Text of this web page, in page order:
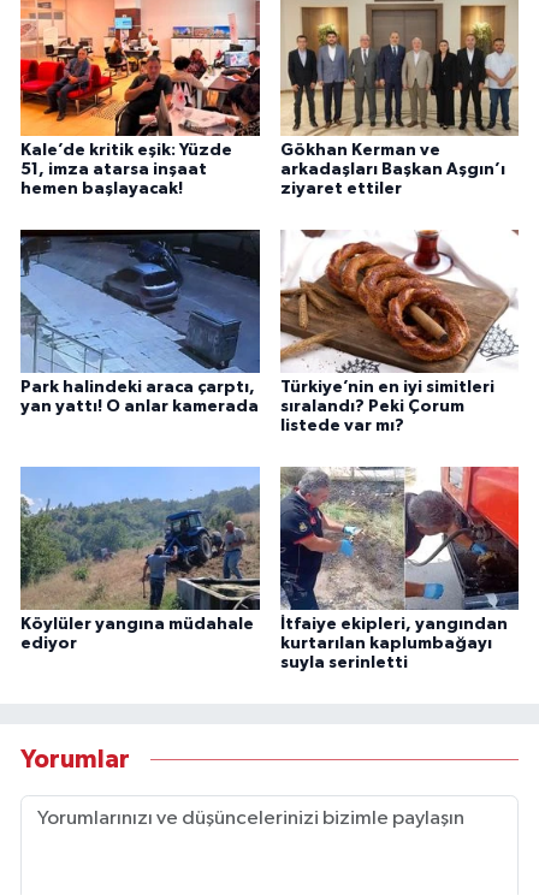
Kale’de kritik eşik: Yüzde
51, imza atarsa inşaat
hemen başlayacak!
Gökhan Kerman ve
arkadaşları Başkan Aşgın’ı
ziyaret ettiler
Park halindeki araca çarptı,
yan yattı! O anlar kamerada
Türkiye’nin en iyi simitleri
sıralandı? Peki Çorum
listede var mı?
Köylüler yangına müdahale
ediyor
İtfaiye ekipleri, yangından
kurtarılan kaplumbağayı
suyla serinletti
Yorumlar